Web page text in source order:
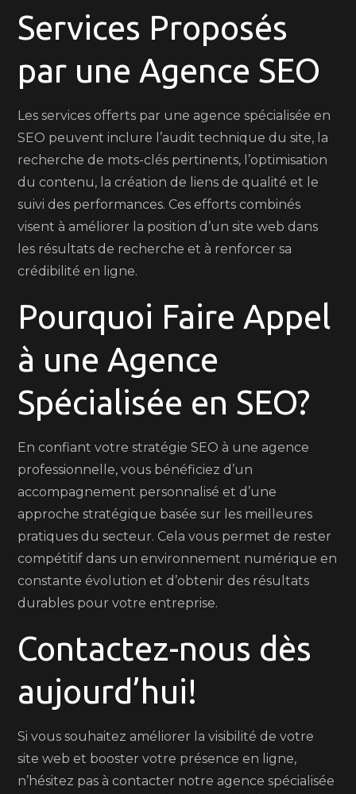
Services Proposés
par une Agence SEO
Les services offerts par une agence spécialisée en
SEO peuvent inclure l’audit technique du site, la
recherche de mots-clés pertinents, l’optimisation
du contenu, la création de liens de qualité et le
suivi des performances. Ces efforts combinés
visent à améliorer la position d’un site web dans
les résultats de recherche et à renforcer sa
crédibilité en ligne.
Pourquoi Faire Appel
à une Agence
Spécialisée en SEO?
En confiant votre stratégie SEO à une agence
professionnelle, vous bénéficiez d’un
accompagnement personnalisé et d’une
approche stratégique basée sur les meilleures
pratiques du secteur. Cela vous permet de rester
compétitif dans un environnement numérique en
constante évolution et d’obtenir des résultats
durables pour votre entreprise.
Contactez-nous dès
aujourd’hui!
Si vous souhaitez améliorer la visibilité de votre
site web et booster votre présence en ligne,
n’hésitez pas à contacter notre agence spécialisée